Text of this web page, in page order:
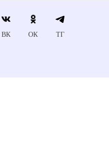
ВК ОК ТГ